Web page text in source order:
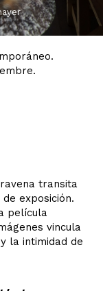
transita
exposición.
película
vincula
la intimidad de